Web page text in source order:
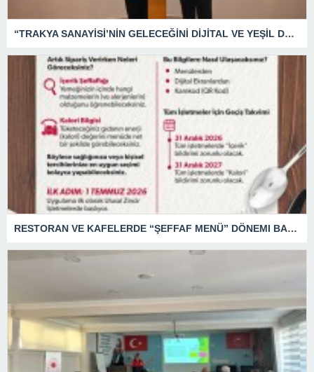
“TRAKYA SANAYİSİ’NİN GELECEĞİNİ DİJİTAL VE YEŞİL DÖNÜŞÜMLE BİRLİKTE ŞEKİLLENDİRECEĞİZ”
RESTORAN VE KAFELERDE “ŞEFFAF MENÜ” DÖNEMI BAŞLIYOR